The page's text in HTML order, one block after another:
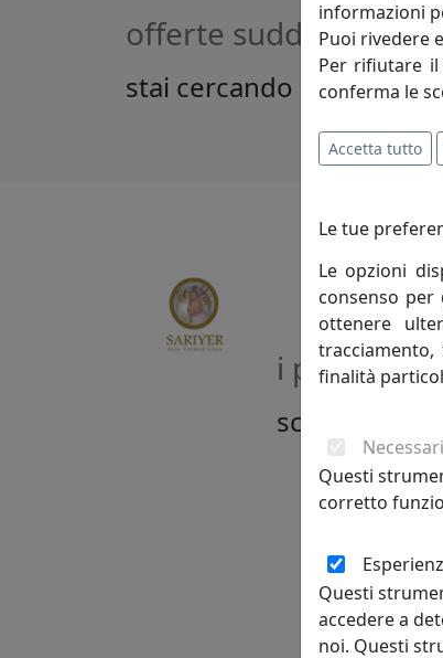
offerte suddivise per
stai cercando qualcosa di
i più visitati
scopri i
informazioni
Puoi rivedere
Per rifiutare
conferma le
Accetta tutto
Le tue
Le opzioni
consenso
ottenere
finalità
Necessari
Questi
corretto
Questi
accedere a
noi. Questi